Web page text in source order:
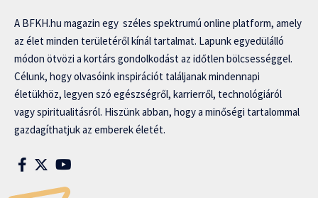
A BFKH.hu magazin egy széles spektrumú online platform, amely
az élet minden területéről kínál tartalmat. Lapunk egyedülálló
módon ötvözi a kortárs gondolkodást az időtlen bölcsességgel.
Célunk, hogy olvasóink inspirációt találjanak mindennapi
életükhöz, legyen szó egészségről, karrierről, technológiáról
vagy spiritualitásról. Hiszünk abban, hogy a minőségi tartalommal
gazdagíthatjuk az emberek életét.